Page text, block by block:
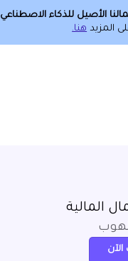
الأصيل للذكاء الاصطناعي
المزيد هنا.
المالية